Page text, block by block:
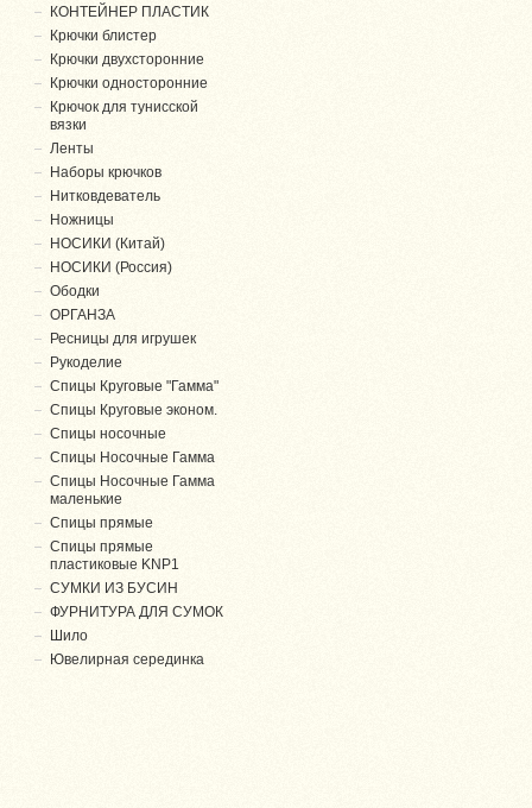
КОНТЕЙНЕР ПЛАСТИК
Крючки блистер
Крючки двухсторонние
Крючки односторонние
Крючок для тунисской
вязки
Ленты
Наборы крючков
Нитковдеватель
Ножницы
НОСИКИ (Китай)
НОСИКИ (Россия)
Ободки
ОРГАНЗА
Ресницы для игрушек
Рукоделие
Спицы Круговые "Гамма"
Спицы Круговые эконом.
Спицы носочные
Спицы Носочные Гамма
Спицы Носочные Гамма
маленькие
Спицы прямые
Спицы прямые
пластиковые KNP1
СУМКИ ИЗ БУСИН
ФУРНИТУРА ДЛЯ СУМОК
Шило
Ювелирная серединка